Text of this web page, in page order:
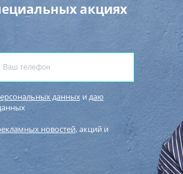
акциях
данных и даю
новостей, акций и